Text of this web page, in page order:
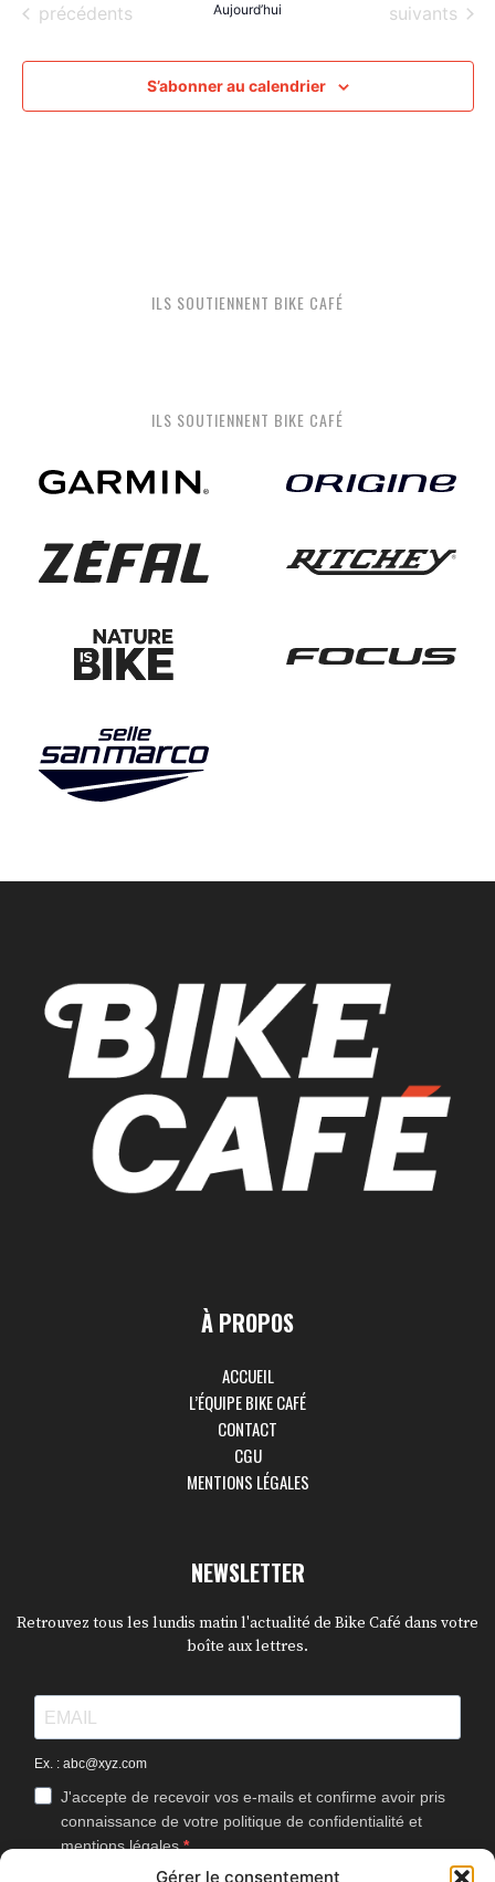
Gérer le consentement
date.Évènements
précédents Aujourd’hui Évènements
suivants
S’abonner au calendrier
À PROPOS
ACCUEIL
L’ÉQUIPE BIKE CAFÉ
CONTACT
CGU
MENTIONS LÉGALES
NEWSLETTER
Retrouvez tous les lundis matin l'actualité de Bike Café dans votre
boîte aux lettres.
Ex. : abc@xyz.com
J'accepte de recevoir vos e-mails et confirme avoir pris
connaissance de votre politique de confidentialité et
mentions légales.